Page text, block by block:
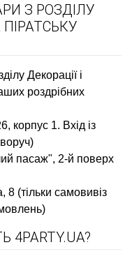
З РОЗДІЛУ
ПІРАТСЬКУ
Декорації і
роздрібних
корпус 1. Вхід із
пасаж", 2-й поверх
(тільки самовивіз